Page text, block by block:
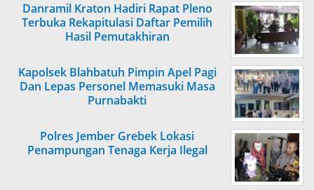
Danramil Kraton Hadiri Rapat Pleno
Terbuka Rekapitulasi Daftar Pemilih
Hasil Pemutakhiran
Kapolsek Blahbatuh Pimpin Apel Pagi
Dan Lepas Personel Memasuki Masa
Purnabakti
Polres Jember Grebek Lokasi
Penampungan Tenaga Kerja Ilegal